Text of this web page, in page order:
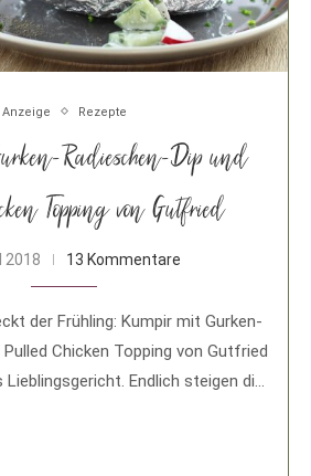
Anzeige Rezepte
Radieschen-Dip und
Topping von Gutfried
2018 13 Kommentare
der Frühling: Kumpir mit Gurken-
Chicken Topping von Gutfried
Endlich steigen die